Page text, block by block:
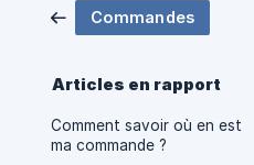
Commandes
Articles en rapport
Comment savoir où en est
ma commande ?